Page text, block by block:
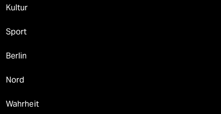
Kultur
Sport
Berlin
Nord
Wahrheit